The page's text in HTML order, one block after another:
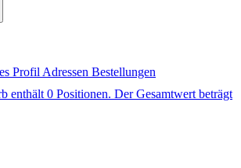
Profil Adressen Bestellungen
enthält 0 Positionen. Der Gesamtwert beträgt